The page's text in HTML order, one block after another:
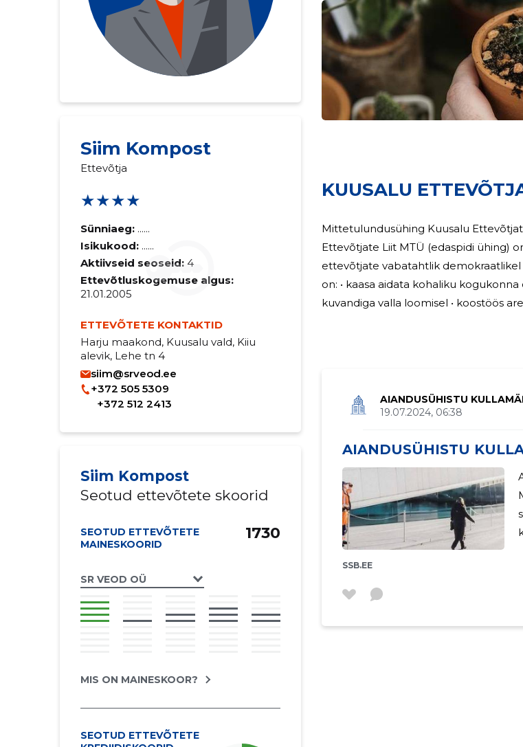
Siim Kompost
Ettevõtja
★★★★
Sünniaeg: ......
Isikukood: ......
Aktiivseid seoseid: 4
Ettevõtluskogemuse algus:
21.01.2005
ETTEVÕTETE KONTAKTID
Harju maakond, Kuusalu vald, Kiiu
alevik, Lehe tn 4
siim@srveod.ee
+372 505 5309
+372 512 2413
Siim Kompost
Seotud ettevõtete skoorid
SEOTUD ETTEVÕTETE
MAINESKOORID
SR VEOD OÜ
1730
MIS ON MAINESKOOR?
SEOTUD ETTEVÕTETE
KUUSALU
Mittetulundusühing Kuusalu Ettevõtjate
Ettevõtjate Liit MTÜ (edaspidi ühing)
ettevõtjate vabatahtlik demokraatlikel
on: • kaasa aidata kohaliku
kuvandiga valla loomisel • koostöös
AIANDUSÜHISTU
19.07.2024, 06:38
AIANDUSÜHISTU
SSB.EE
Sinu